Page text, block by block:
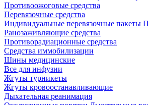
Противоожоговые средства
Перевязочные средства
Индивидуальные перевязочные пакеты
Ранозаживляющие средства
Противорадиационные средства
Средства иммобилизации
Шины медицинские
Все для инфузии
Жгуты турникеты
Жгуты кровоостанавливающие
Дыхательная реанимация